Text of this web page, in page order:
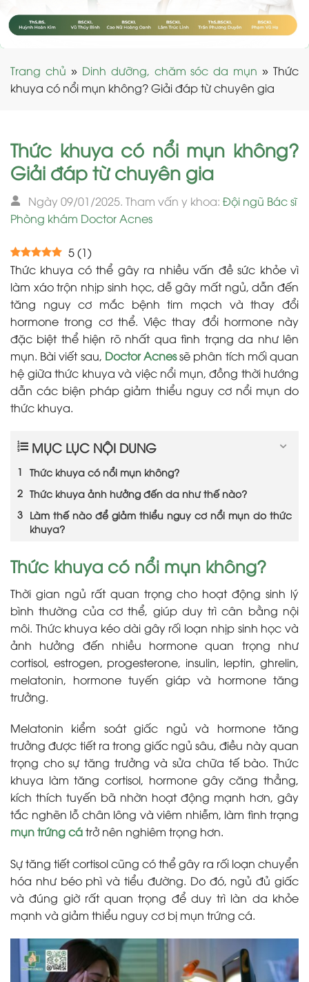
Trang chủ » Dinh dưỡng, chăm sóc da mụn »Thức
khuya có nổi mụn không? Giải đáp từ chuyên gia
Thức khuya có nổi mụn không?
Giải đáp từ chuyên gia
Ngày 09/01/2025. Tham vấn y khoa: Đội ngũ Bác sĩ
Phòng khám Doctor Acnes
5(1)
Thức khuya có thể gây ra nhiều vấn đề sức khỏe vì
làm xáo trộn nhịp sinh học, dễ gây mất ngủ, dẫn đến
tăng nguy cơ mắc bệnh tim mạch và thay đổi
hormone trong cơ thể. Việc thay đổi hormone này
đặc biệt thể hiện rõ nhất qua tình trạng da như lên
mụn. Bài viết sau, Doctor Acnessẽ phân tích mối quan
hệ giữa thức khuya và việc nổi mụn, đồng thời hướng
dẫn các biện pháp giảm thiểu nguy cơ nổi mụn do
thức khuya.
MỤC LỤC NỘI DUNG
Thức khuya có nổi mụn không?
Thức khuya ảnh hưởng đến da như thế nào?
Làm thế nào để giảm thiểu nguy cơ nổi mụn do thức
khuya?
Thức khuya có nổi mụn không?
Thời gian ngủ rất quan trọng cho hoạt động sinh lý
bình thường của cơ thể, giúp duy trì cân bằng nội
môi. Thức khuya kéo dài gây rối loạn nhịp sinh học và
ảnh hưởng đến nhiều hormone quan trọng như
cortisol, estrogen, progesterone, insulin, leptin, ghrelin,
melatonin, hormone tuyến giáp và hormone tăng
trưởng.
Melatonin kiểm soát giấc ngủ và hormone tăng
trưởng được tiết ra trong giấc ngủ sâu, điều này quan
trọng cho sự tăng trưởng và sửa chữa tế bào. Thức
khuya làm tăng cortisol, hormone gây căng thẳng,
kích thích tuyến bã nhờn hoạt động mạnh hơn, gây
tắc nghẽn lỗ chân lông và viêm nhiễm, làm tình trạng
mụn trứng cátrở nên nghiêm trọng hơn.
Sự tăng tiết cortisol cũng có thể gây ra rối loạn chuyển
hóa như béo phì và tiểu đường. Do đó, ngủ đủ giấc
và đúng giờ rất quan trọng để duy trì làn da khỏe
mạnh và giảm thiểu nguy cơ bị mụn trứng cá.